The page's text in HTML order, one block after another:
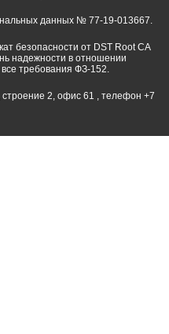
данных № 77-19-013667.
безопасности от DST Root CA
надежности в отношении
требования ФЗ-152.
строение 2, офис 61 , телефон +7